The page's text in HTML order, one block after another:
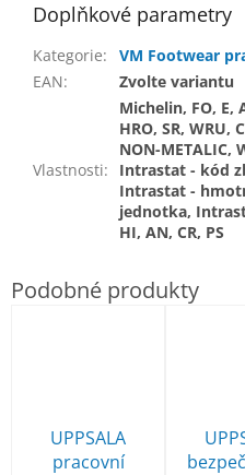
Doplňkové parametry
Kategorie:
VM Footwear
EAN: Zvolte variantu
Vlastnosti:
Michelin, FO, E,
HRO, SR, WRU,
NON-METALIC,
Intrastat - kód
Intrastat -
jednotka,
HI, AN, CR, PS
UPPSALA
pracovní